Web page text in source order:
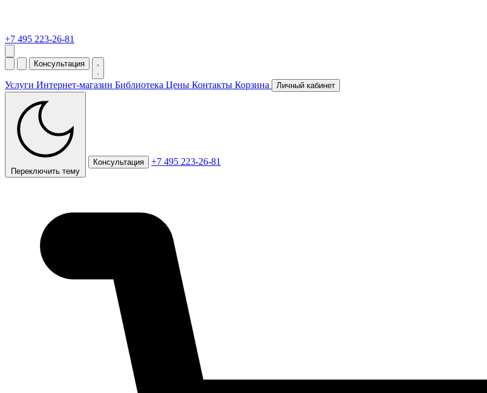
+7 495 223-26-81
Консультация
Услуги Интернет-магазин Библиотека Цены Контакты Корзина Личный кабинет
Переключить тему
Консультация +7 495 223-26-81